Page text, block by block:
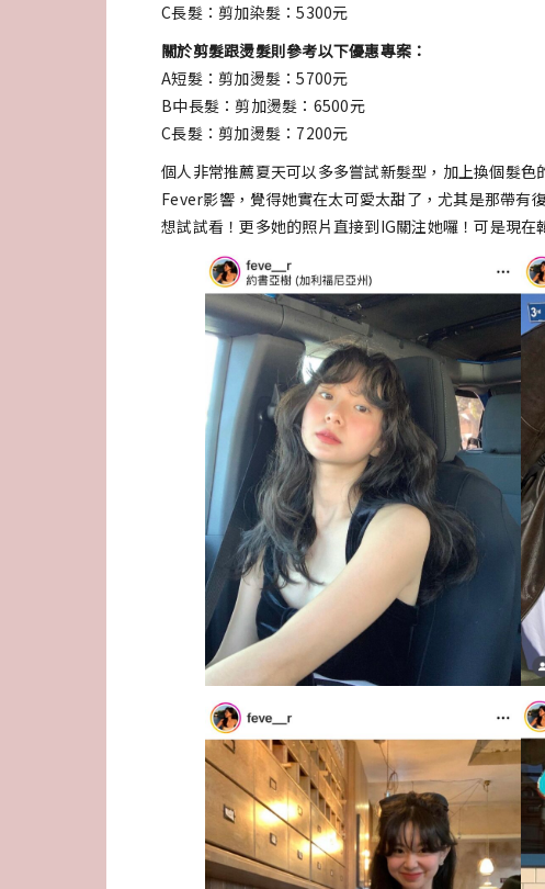
C長髮：剪加染髮：5300元
關於剪髮跟燙髮則參考以下優惠專案：
A短髮：剪加燙髮：5700元
B中長髮：剪加燙髮：6500元
C長髮：剪加燙髮：7200元
個人非常推薦夏天可以多多嘗試新髮型，加上換個髮
Fever影響，覺得她實在太可愛太甜了，尤其是那帶有
想試試看！更多她的照片直接到IG關注她囉！可是現在